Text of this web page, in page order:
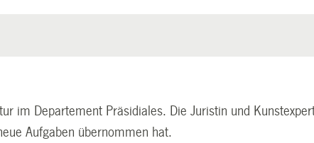
im Departement Präsidiales. Die Juristin und
Aufgaben übernommen hat.